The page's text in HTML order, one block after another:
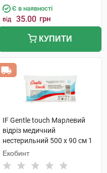
Є в наявності
від 35.00 грн
КУПИТИ
IF Gentle touch Марлевий
відріз медичний
нестерильний 500 х 90 см 1
шт
Екобинт